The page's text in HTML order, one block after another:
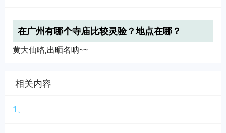
在广州有哪个寺庙比较灵验？地点在哪？
黄大仙咯,出晒名呐~~
相关内容
1、